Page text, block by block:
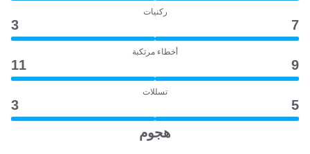
ركنيات
7
3
أخطاء مرتكبة
9
11
تسللات
5
3
هجوم